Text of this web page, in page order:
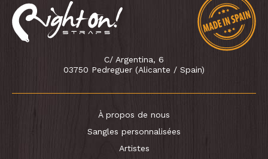
C/ Argentina, 6
03750 Pedreguer (Alicante / Spain)
À propos de nous
Sangles personnalisées
Artistes